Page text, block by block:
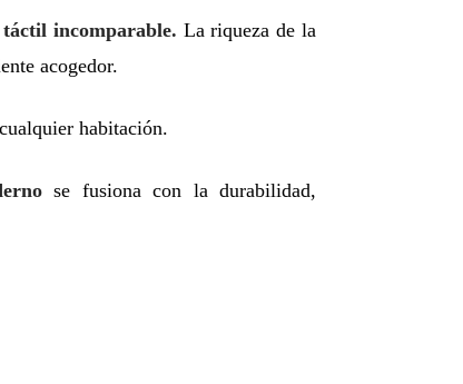
incomparable. La riqueza de la
acogedor.
habitación.
se fusiona con la durabilidad,